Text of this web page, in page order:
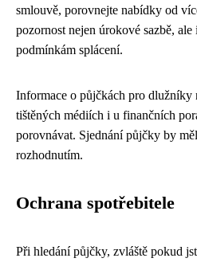
smlouvě, porovnejte nabídky od
pozornost nejen úrokové sazbě,
podmínkám splácení.
Informace o půjčkách pro dlužníky
tištěných médiích i u finančních
porovnávat. Sjednání půjčky by
rozhodnutím.
Ochrana spotřebitele
Při hledání půjčky, zvláště pokud